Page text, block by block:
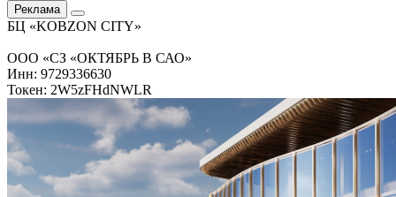
Реклама
БЦ «KOBZON CITY»
ООО «СЗ «ОКТЯБРЬ В САО»
Инн: 9729336630
Токен: 2W5zFHdNWLR